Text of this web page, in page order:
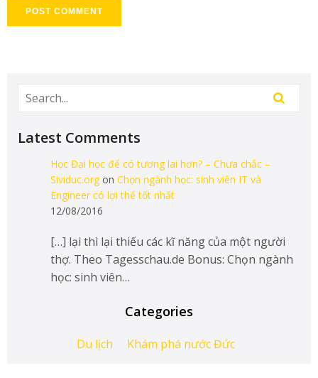
Latest Comments
Học Đại học để có tương lai hơn? – Chưa chắc –
Sividuc.orgon Chọn ngành học: sinh viên IT và
Engineer có lợi thế tốt nhất
12/08/2016
[…] lại thì lại thiếu các kĩ năng của một người
thợ. Theo Tagesschau.de Bonus: Chọn ngành
học: sinh viên…
Categories
Du lịch Khám phá nước Đức